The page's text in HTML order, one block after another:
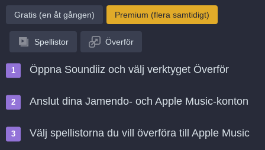
Gratis (en åt gången) Premium (flera samtidigt)
Spellistor Överför
Öppna Soundiiz och välj verktyget Överför
Anslut dina Jamendo- och Apple Music-konton
Välj spellistorna du vill överföra till Apple Music